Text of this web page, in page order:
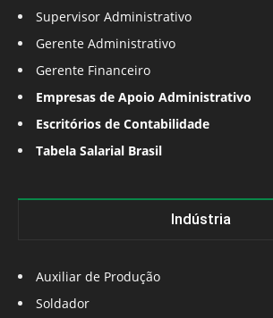
Supervisor Administrativo
Gerente Administrativo
Gerente Financeiro
Empresas de Apoio Administrativo
Escritórios de Contabilidade
Tabela Salarial Brasil
Indústria
Auxiliar de Produção
Soldador